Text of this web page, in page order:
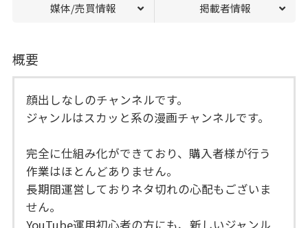
媒体/売買情報 掲載者情報
概要
顔出しなしのチャンネルです。
ジャンルはスカッと系の漫画チャンネルです。
完全に仕組み化ができており、購入者様が行う
作業はほとんどありません。
長期間運営しておりネタ切れの心配もございま
せん。
YouTube運用初心者の方にも、新しいジャンル